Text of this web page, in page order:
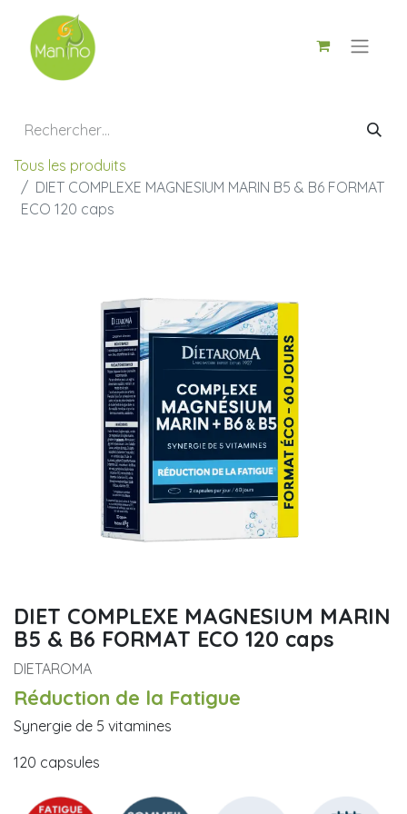
Tous les produits
DIET COMPLEXE MAGNESIUM MARIN B5 & B6 FORMAT
ECO 120 caps
DIET COMPLEXE MAGNESIUM MARIN
B5 & B6 FORMAT ECO 120 caps
DIETAROMA
Réduction de la Fatigue
Synergie de 5 vitamines
120 capsules